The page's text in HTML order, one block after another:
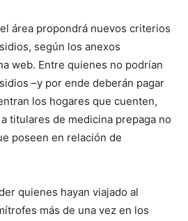
área propondrá nuevos criterios
según los anexos
web. Entre quienes no podrían
–y por ende deberán pagar
los hogares que cuenten,
titulares de medicina prepaga no
poseen en relación de
quienes hayan viajado al
más de una vez en los